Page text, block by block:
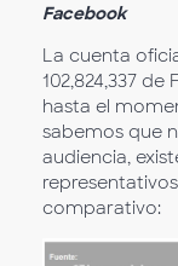
Facebook
La cuenta
102,824,337
hasta el
sabemos que
audiencia,
comparativo: